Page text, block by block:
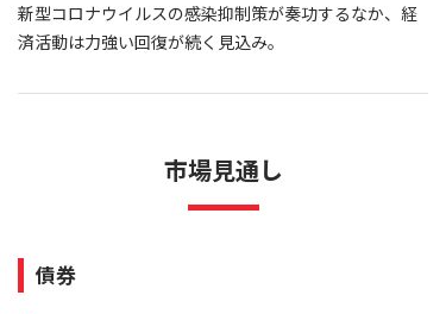
新型コロナウイルスの感染抑制策が奏功するなか、経
済活動は力強い回復が続く見込み。
市場見通し
債券